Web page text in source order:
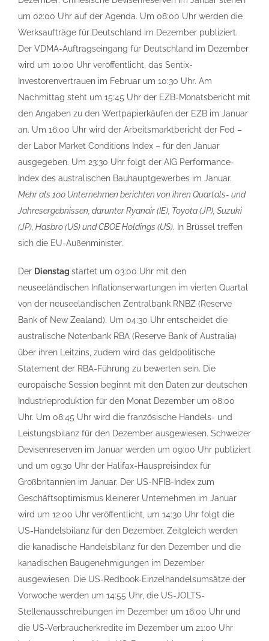
um 02:00 Uhr auf der Agenda. Um 08:00 Uhr werden die
Werksaufträge für Deutschland im Dezember publiziert.
Der VDMA-Auftragseingang für Deutschland im Dezember
wird um 10:00 Uhr veröffentlicht, das Sentix-
Investorenvertrauen im Februar um 10:30 Uhr. Am
Nachmittag steht um 15:45 Uhr der EZB-Monatsbericht mit
den Angaben zu den Wertpapierkäufen der EZB im Januar
an. Um 16:00 Uhr wird der Arbeitsmarktbericht der Fed –
der Labor Market Conditions Index – für den Januar
ausgegeben. Um 23:30 Uhr folgt der AIG Performance-
Index des australischen Bauhauptgewerbes im Januar.
Mehr als 100 Unternehmen berichten von ihren Quartals- und
Jahresergebnissen, darunter Ryanair (IE), Toyota (JP), Suzuki
(JP), Hasbro (US) und CBOE Holdings (US).
In Brüssel treffen
sich die EU-Außenminister.
Der Dienstag startet um 03:00 Uhr mit den
neuseeländischen Inflationserwartungen im vierten Quartal
von der neuseeländischen Zentralbank RNBZ (Reserve
Bank of New Zealand). Um 04:30 Uhr entscheidet die
australische Notenbank RBA (Reserve Bank of Australia)
über ihren Leitzins, zudem wird das geldpolitische
Statement der RBA-Führung zu bewerten sein. Die
europäische Session beginnt mit den Daten zur deutschen
Industrieproduktion für den Monat Dezember um 08:00
Uhr. Um 08:45 Uhr wird die französische Handels- und
Leistungsbilanz für den Dezember ausgewiesen. Schweizer
Devisenreserven im Januar werden um 09:00 Uhr publiziert
und um 09:30 Uhr der Halifax-Hauspreisindex für
Großbritannien im Januar. Der US-NFIB-Index zum
Geschäftsoptimismus kleinerer Unternehmen im Januar
wird um 12:00 Uhr veröffentlicht, um 14:30 Uhr folgt die
US-Handelsbilanz für den Dezember. Zeitgleich werden
die kanadische Handelsbilanz für den Dezember und die
kanadischen Baugenehmigungen im Dezember
ausgewiesen. Die US-Redbook-Einzelhandelsumsätze der
Vorwoche werden um 14:55 Uhr, die US-JOLTS-
Stellenausschreibungen im Dezember um 16:00 Uhr und
die US-Verbraucherkredite im Dezember um 21:00 Uhr